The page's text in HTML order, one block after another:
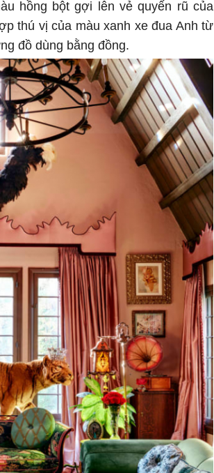
hồng bột gợi lên vẻ quyến rũ của
thú vị của màu xanh xe đua Anh từ
đồ dùng bằng đồng.